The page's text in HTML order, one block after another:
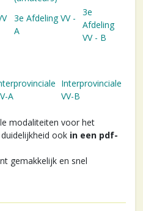
3e Afdeling VV -
A
3e
Afdeling
VV - B
A
Interprovinciale
VV-B
modaliteiten voor het
ook in een pdf-
gemakkelijk en snel